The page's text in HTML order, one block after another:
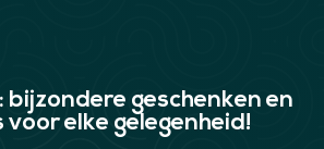
bijzondere geschenken en
voor elke gelegenheid!